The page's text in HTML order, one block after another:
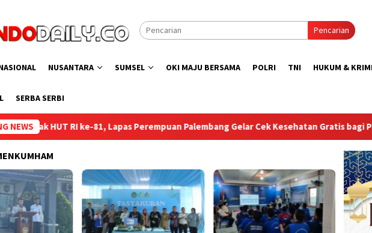
Pencarian
NUSANTARA SUMSEL OKI MAJU BERSAMA POLRI TNI HUKUM &
SERBA SERBI
NEWSPerempuan Palembang Gelar Cek Kesehatan Gratis bagi Pegawai, Warga Binaan,